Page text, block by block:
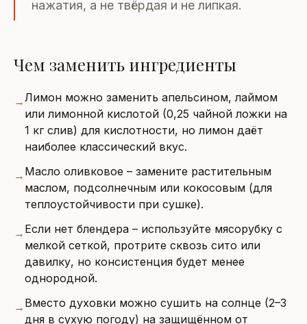
нажатия, а не твёрдая и не липкая.
Чем заменить ингредиенты
→Лимон можно заменить апельсином, лаймом
или лимонной кислотой (0,25 чайной ложки на
1 кг слив) для кислотности, но лимон даёт
наиболее классический вкус.
→ Масло оливковое – замените растительным
маслом, подсолнечным или кокосовым (для
теплоустойчивости при сушке).
→ Если нет блендера – используйте мясорубку с
мелкой сеткой, протрите сквозь сито или
давилку, но консистенция будет менее
однородной.
→ Вместо духовки можно сушить на солнце (2–3
дня в сухую погоду) на защищённом от